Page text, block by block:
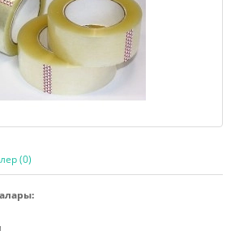
(0)